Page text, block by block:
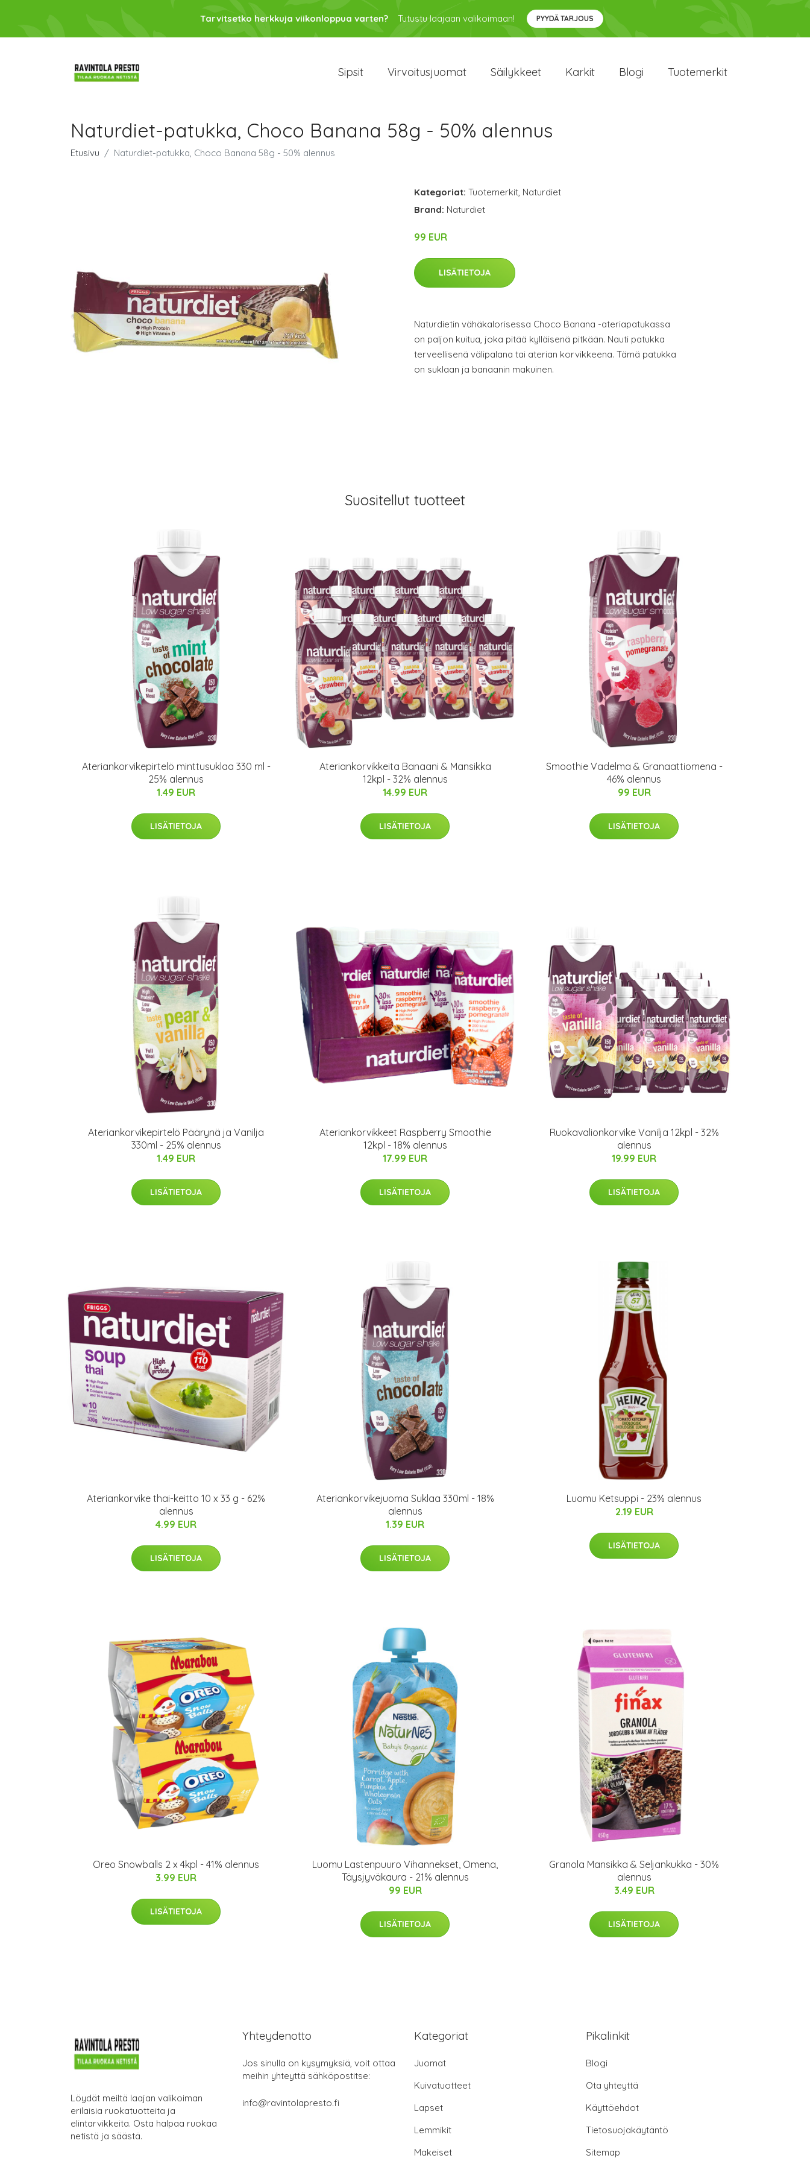
Tarvitsetko herkkuja viikonloppua varten? Tutustu laajaan valikoimaan! PYYDÄ TARJOUS
Sipsit Virvoitusjuomat Säilykkeet Karkit Blogi Tuotemerkit
Naturdiet-patukka, Choco Banana 58g - 50% alennus
Etusivu Naturdiet-patukka, Choco Banana 58g - 50% alennus
Kategoriat: Tuotemerkit, Naturdiet
Brand: Naturdiet
99 EUR
LISÄTIETOJA
Naturdietin vähäkalorisessa Choco Banana -ateriapatukassa
on paljon kuitua, joka pitää kylläisenä pitkään. Nauti patukka
terveellisenä välipalana tai aterian korvikkeena. Tämä patukka
on suklaan ja banaanin makuinen.
Suositellut tuotteet
Ateriankorvikepirtelö minttusuklaa 330 ml -
25% alennus
1.49 EUR
LISÄTIETOJA
Ateriankorvikkeita Banaani & Mansikka
12kpl - 32% alennus
14.99 EUR
LISÄTIETOJA
Smoothie Vadelma & Granaattiomena -
46% alennus
99 EUR
LISÄTIETOJA
Ateriankorvikepirtelö Päärynä ja Vanilja
330ml - 25% alennus
1.49 EUR
LISÄTIETOJA
Ateriankorvikkeet Raspberry Smoothie
12kpl - 18% alennus
17.99 EUR
LISÄTIETOJA
Ruokavalionkorvike Vanilja 12kpl - 32%
alennus
19.99 EUR
LISÄTIETOJA
Ateriankorvike thai-keitto 10 x 33 g - 62%
alennus
4.99 EUR
LISÄTIETOJA
Ateriankorvikejuoma Suklaa 330ml - 18%
alennus
1.39 EUR
LISÄTIETOJA
Luomu Ketsuppi - 23% alennus
2.19 EUR
LISÄTIETOJA
Oreo Snowballs 2 x 4kpl - 41% alennus
3.99 EUR
LISÄTIETOJA
Luomu Lastenpuuro Vihannekset, Omena,
Täysjyväkaura - 21% alennus
99 EUR
LISÄTIETOJA
Granola Mansikka & Seljankukka - 30%
alennus
3.49 EUR
LISÄTIETOJA
Löydät meiltä laajan valikoiman
erilaisia ruokatuotteita ja
elintarvikkeita. Osta halpaa ruokaa
netistä ja säästä.
Yhteydenotto
Jos sinulla on kysymyksiä, voit ottaa
meihin yhteyttä sähköpostitse:
info@ravintolapresto.fi
Kategoriat
Juomat
Kuivatuotteet
Lapset
Lemmikit
Makeiset
Pikalinkit
Blogi
Ota yhteyttä
Käyttöehdot
Tietosuojakäytäntö
Sitemap